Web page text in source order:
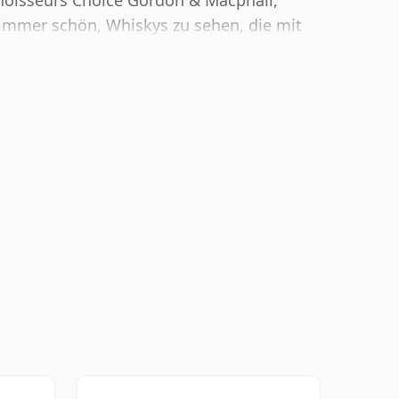
schön, Whiskys zu sehen, die mit
Dieser wird in der normalen